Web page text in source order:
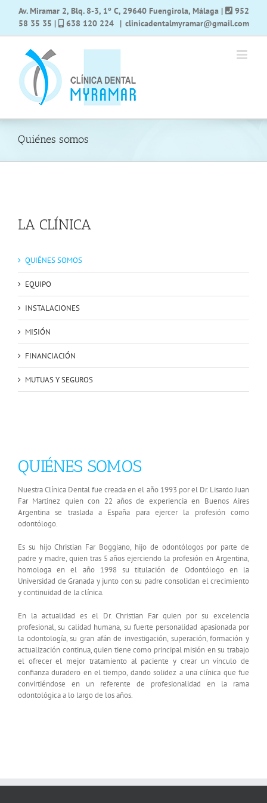
contenido
Av. Miramar 2, Blq. 8-3, 1º C, 29640 Fuengirola, Málaga |
952
58 35 35 | 638 120 224 | clinicadentalmyramar@gmail.com
Quiénes somos
LA CLÍNICA
QUIÉNES SOMOS
EQUIPO
INSTALACIONES
MISIÓN
FINANCIACIÓN
MUTUAS Y SEGUROS
QUIÉNES SOMOS
Nuestra Clínica Dental fue creada en el año 1993 por el Dr. Lisardo Juan
Far Martinez quien con 22 años de experiencia en Buenos Aires
Argentina se traslada a España para ejercer la profesión como
odontólogo.
Es su hijo Christian Far Boggiano, hijo de odontólogos por parte de
padre y madre, quien tras 5 años ejerciendo la profesión en Argentina,
homologa en el año 1998 su titulación de Odontólogo en la
Universidad de Granada y junto con su padre consolidan el crecimiento
y continuidad de la clínica.
En la actualidad es el Dr. Christian Far quien por su excelencia
profesional, su calidad humana, su fuerte personalidad apasionada por
la odontología, su gran afán de investigación, superación, formación y
actualización continua, quien tiene como principal misión en su trabajo
el ofrecer el mejor tratamiento al paciente y crear un vínculo de
confianza duradero en el tiempo, dando solidez a una clínica que fue
convirtiéndose en un referente de profesionalidad en la rama
odontológica a lo largo de los años.